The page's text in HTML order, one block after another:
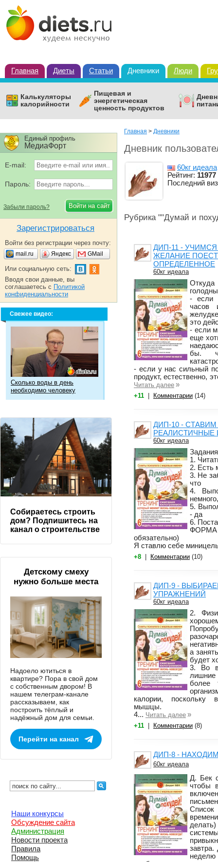
Главная Диеты Статьи Дневники Люди
Калькуляторы
калорийности
Пищевая и
энергетическая
ценность продуктов
Главная > Дневники
Дневник
60кг идеала
Рейтинг: 11977
Последний
Рубрика ""Думай и
ДИП-11 -
ЖЕЛАНИЕ
ОПРЕДЕЛЕННОЕ
60кг идеала
- если
часов
это
- если
еще
бы.
- если у нас сильный
продукт, естественно,
Читать далее »
+11 Комментарии (14)
ДИП-10 -
РЕАЛИСТИЧНЫЕ
60кг идеала
1.
2. Есть
3. Не
что
4.
5.
- да
6.
ФОРМА
обязательно)
Я ставлю себе
+8 Комментарии (10)
ДИП-9 -
УПРАЖНЕНИЙ
60кг идеала
2.
а
будет
3. Во
более
калории, поскольку
мышцы.
4... Читать далее »
+11 Комментарии (8)
ДИП-8 -
60кг идеала
Д. Бек
чтобы
Единый профиль
МедиаФорт
E-mail:
Пароль:
Забыли пароль?
Зарегистрироваться
Войти без регистрации через почту:
mail.ru Яндекс GMail
Или социальную сеть:
Вводя свои данные, вы
соглашаетесь с Политикой
конфиденциальности
Свежее видео:
Сколько воды в день
необходимо человеку
Собираетесь строить
дом? Подпишитесь на
канал о строительстве
Детскому смеху
нужно больше места
Надоело ютиться в
квартире? Пора в свой дом
с собственным двором! В
нашем телеграм-канале
рассказываем, как
построить тёплый и
надёжный дом для семьи.
Перейти на канал
Наши конкурсы
Обсуждение сайта
Администрация
Новости проекта
Правила
Помощь